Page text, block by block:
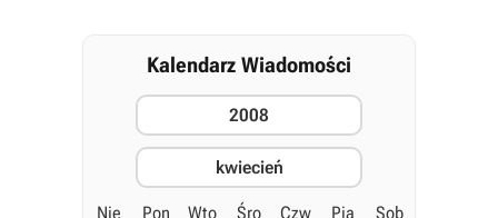
Kalendarz Wiadomości
2008
kwiecień
Nie Pon Wto Śro Czw Pią Sob